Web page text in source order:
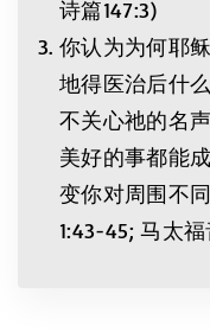
诗篇147:3)
你认为为何耶
地得医治后什
不关心祂的名
美好的事都能
变你对周围不
1:43-45; 马太福